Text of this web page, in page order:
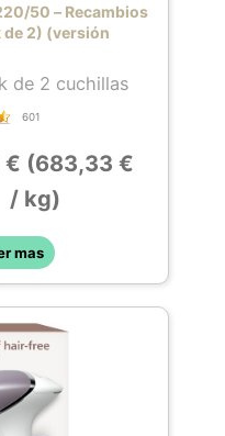
50 – Recambios
de 2) (versión
de 2 cuchillas
601
€ (683,33 €
/ kg)
mas